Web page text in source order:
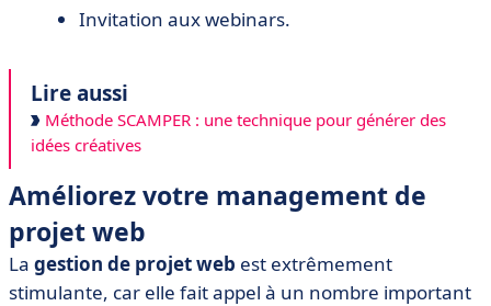
Invitation aux webinars.
Lire aussi
Méthode SCAMPER : une technique pour générer des
idées créatives
Améliorez votre management de
projet web
La gestion de projet web est extrêmement
stimulante, car elle fait appel à un nombre important